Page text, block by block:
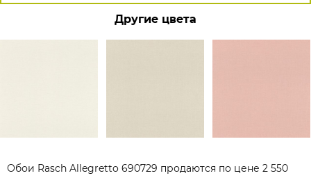
Другие цвета
Обои Rasch Allegretto 690729 продаются по цене 2 550